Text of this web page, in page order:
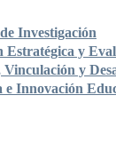
Investigación
Estratégica y
y
e Innovación